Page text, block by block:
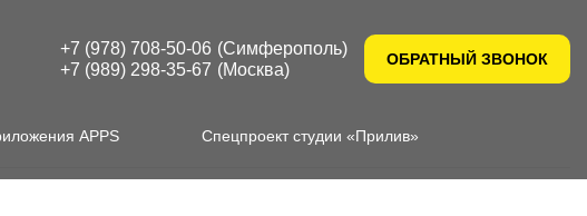
+7 (978) 708-50-06 (Симферополь)
+7 (989) 298-35-67 (Москва)
ОБРАТНЫЙ ЗВОНОК
APPS Спецпроект студии «Прилив»